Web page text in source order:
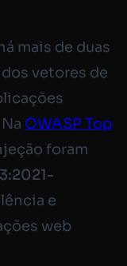
mais de duas
vetores de
OWASP Top
foram
e
web